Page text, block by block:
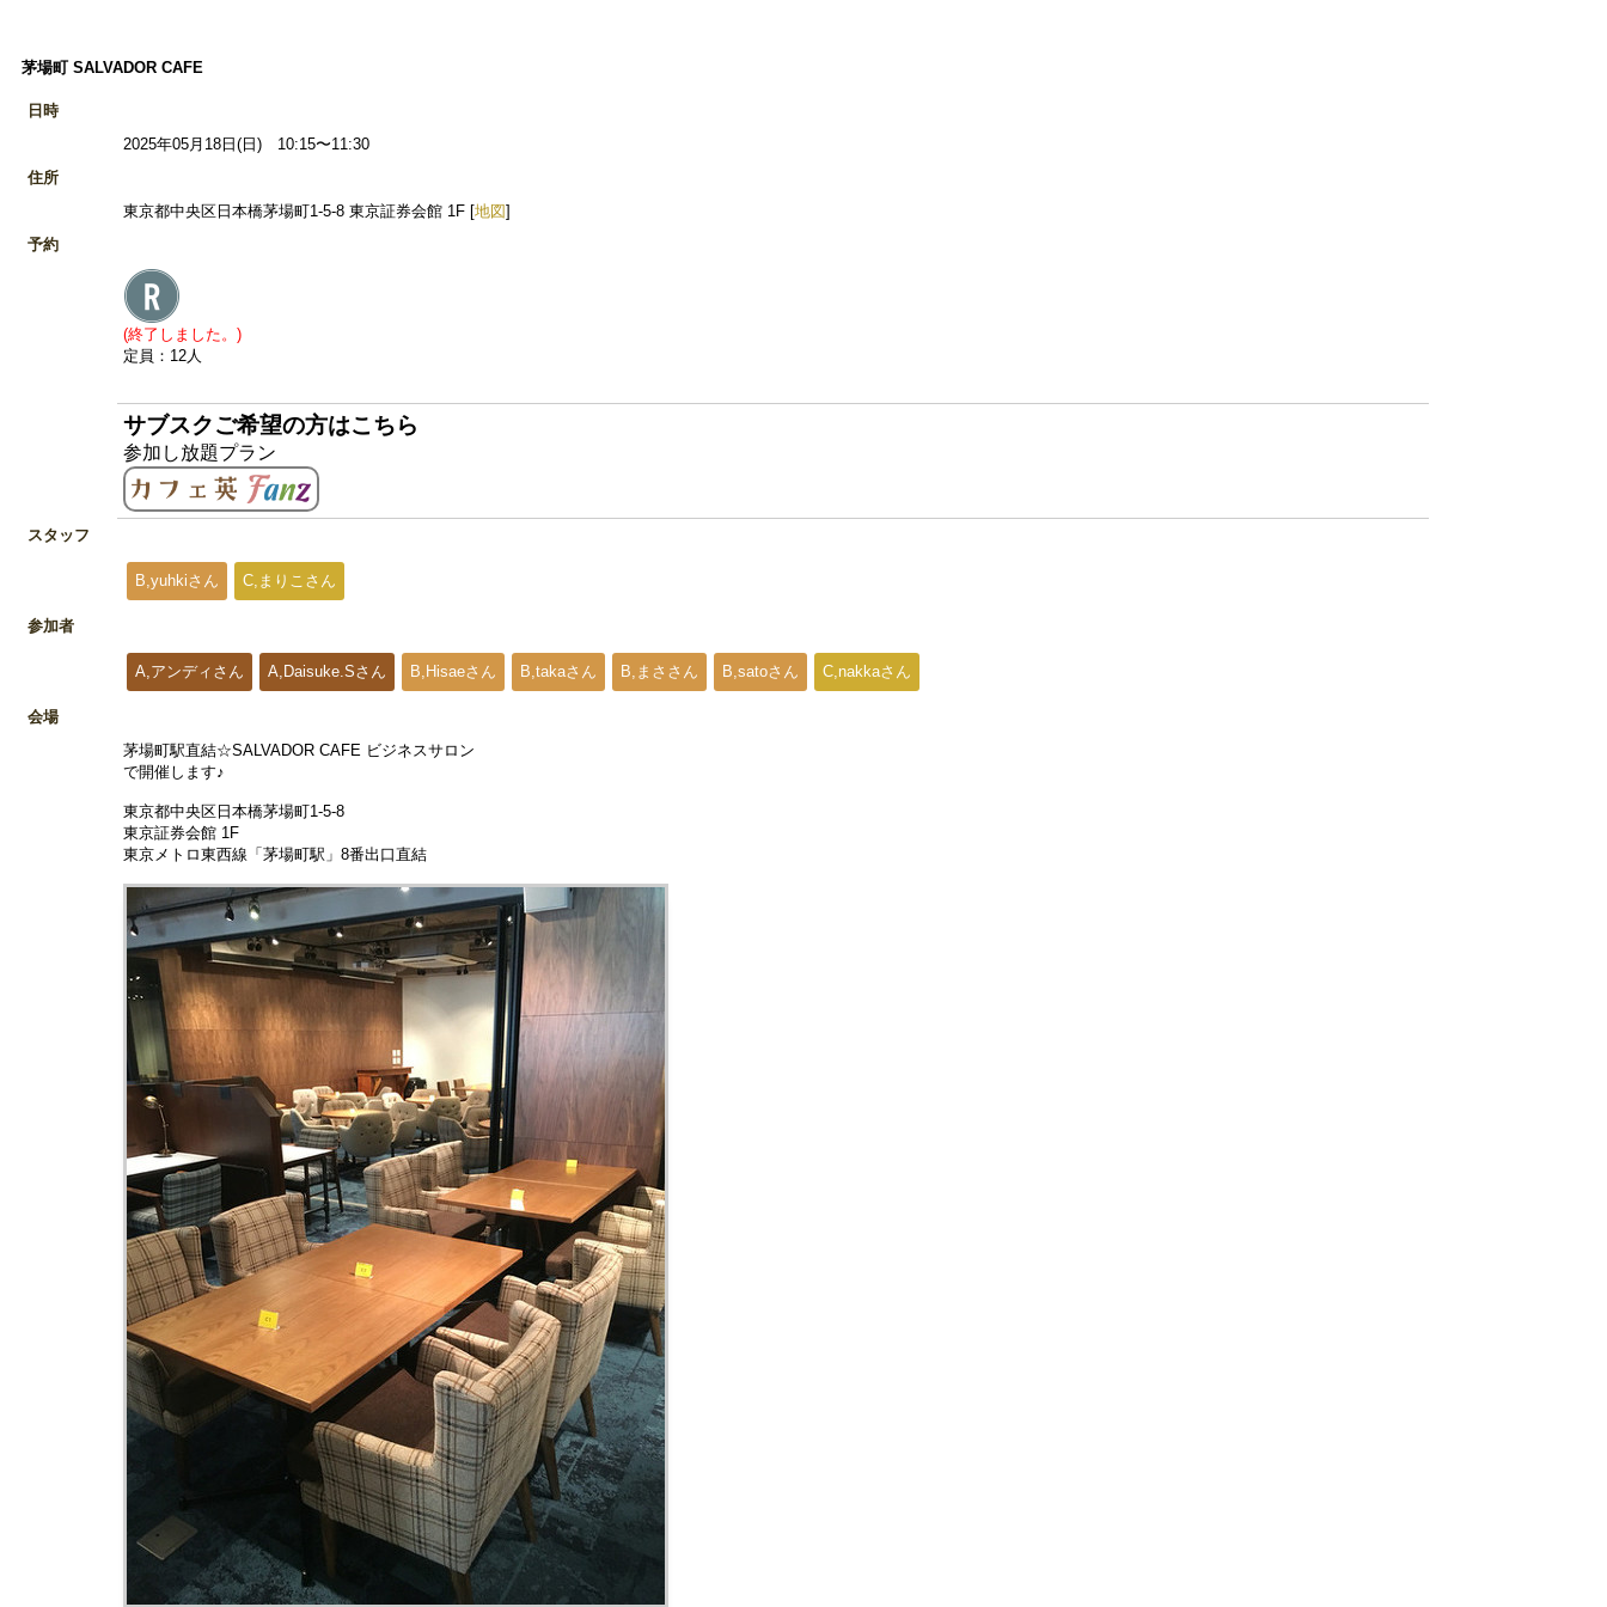
茅場町 SALVADOR CAFE
日時
2025年05月18日(日) 10:15〜11:30
住所
東京都中央区日本橋茅場町1-5-8 東京証券会館 1F [地図]
予約
(終了しました。)
定員：12人
サブスクご希望の方はこちら
参加し放題プラン
スタッフ
B,yuhkiさん C,まりこさん
参加者
A,アンディさん A,Daisuke.Sさん B,Hisaeさん B,takaさん B,まささん B,satoさん C,nakkaさん
会場
茅場町駅直結☆SALVADOR CAFE ビジネスサロン
で開催します♪
東京都中央区日本橋茅場町1-5-8
東京証券会館 1F
東京メトロ東西線「茅場町駅」8番出口直結